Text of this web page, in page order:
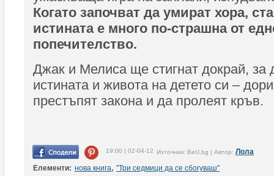
Когато започват да умират хора,
истината е много по-страшна от
попечителство.
Джак и Мелиса ще стигнат докрай, за
истината и живота на детето си –
престъпят закона и да пролеят кръв.
19:00 | 02-04-12 Източник: BeU.bg | Автор: Лола
Елементи: нова книга, "Три седмици да се сбогуваш"